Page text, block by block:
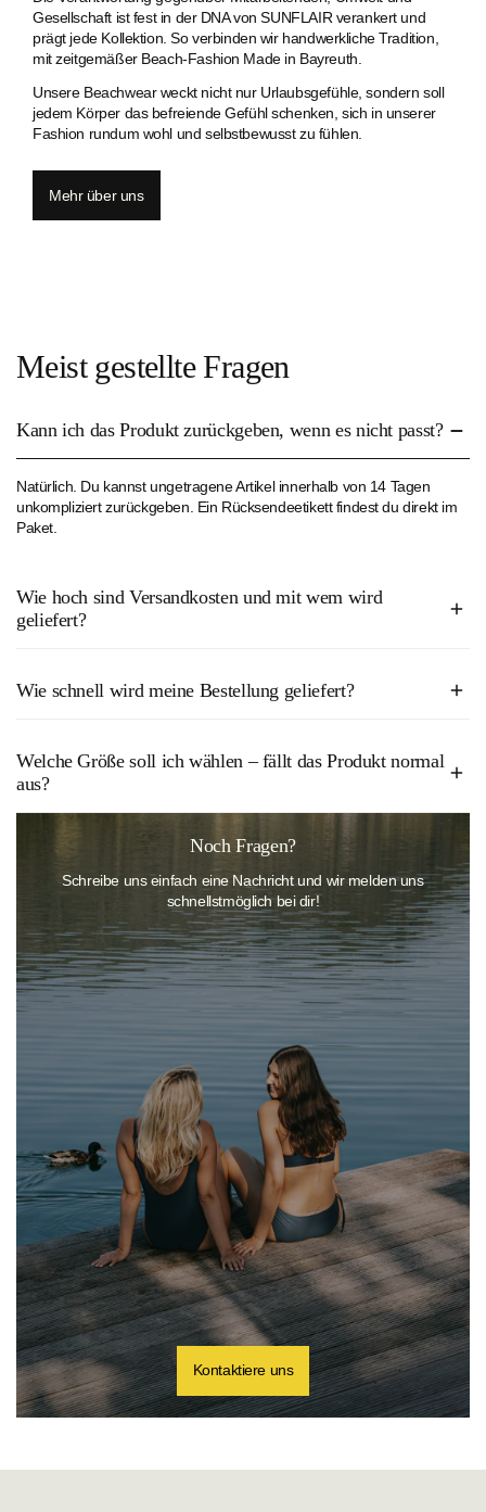
Gesellschaft ist fest in der DNA von SUNFLAIR verankert und
prägt jede Kollektion. So verbinden wir handwerkliche Tradition,
mit zeitgemäßer Beach-Fashion Made in Bayreuth.
Unsere Beachwear weckt nicht nur Urlaubsgefühle, sondern soll
jedem Körper das befreiende Gefühl schenken, sich in unserer
Fashion rundum wohl und selbstbewusst zu fühlen.
Mehr über uns
Noch Fragen?
Schreibe uns einfach eine Nachricht und wir melden uns
schnellstmöglich bei dir!
Kontaktiere uns
Meist gestellte Fragen
Kann ich das Produkt zurückgeben, wenn es nicht passt?
Natürlich. Du kannst ungetragene Artikel innerhalb von 14 Tagen
unkompliziert zurückgeben. Ein Rücksendeetikett findest du direkt im
Paket.
Wie hoch sind Versandkosten und mit wem wird
geliefert?
unter 50€ kosten derzeit 2,50€.
Die Lieferung erfolgt derzeit durch unseren Versandpartner Hermes.
Wie schnell wird meine Bestellung geliefert?
versenden klimafreundlich mit Hermes, inklusive Sendungsverfolgung.
Welche Größe soll ich wählen – fällt das Produkt normal
aus?
Unsere Bademode fällt größengerecht aus. Wenn du unsicher bist,
wirf einen Blick in unsere
Größentabelle
Kundenservice – wir helfen dir gerne bei der Auswahl der perfekten